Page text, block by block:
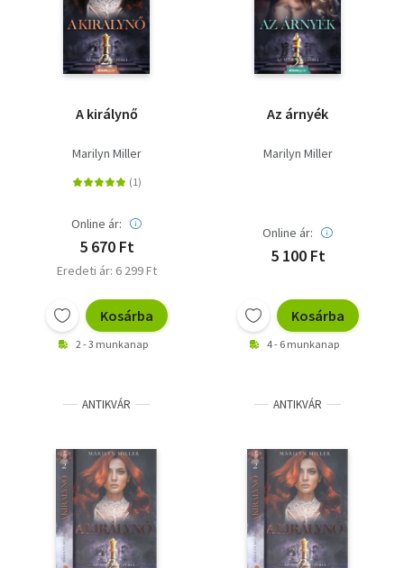
A királynő
Marilyn Miller
Online ár:
5 670 Ft
Eredeti ár: 6 299 Ft
Kosárba
2 - 3 munkanap
Az árnyék
Marilyn Miller
Online ár:
5 100 Ft
Kosárba
4 - 6 munkanap
ANTIKVÁR ANTIKVÁR